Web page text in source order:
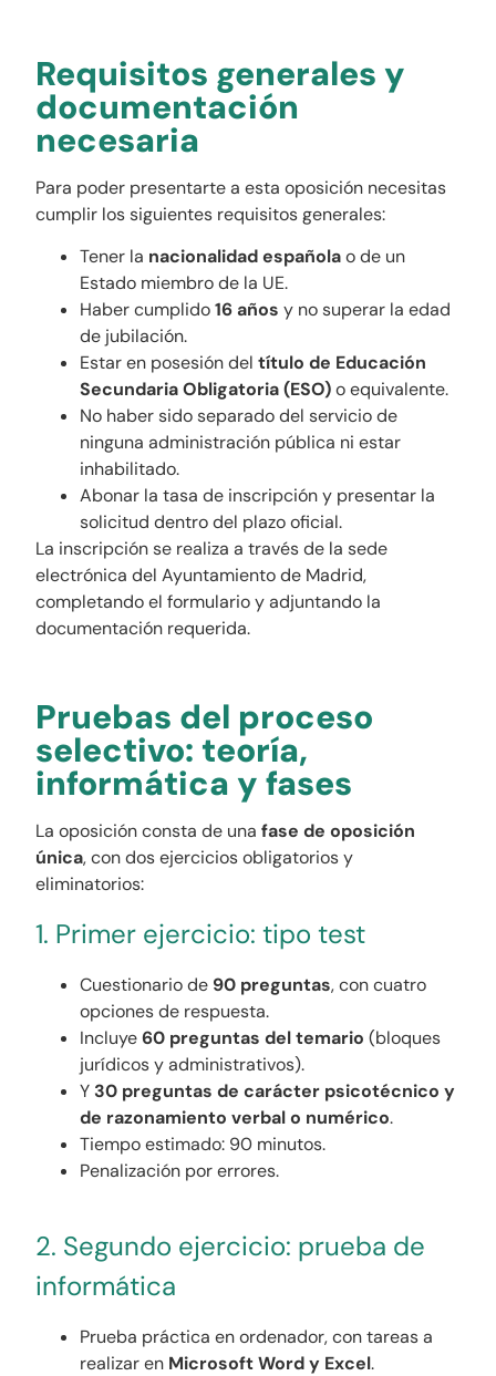
Requisitos generales y
documentación
necesaria
Para poder presentarte a esta oposición necesitas
cumplir los siguientes requisitos generales:
Tener la nacionalidad españolao de un
Estado miembro de la UE.
Haber cumplido16 años y no superar la edad
de jubilación.
Estar en posesión deltítulo de Educación
Secundaria Obligatoria (ESO)o equivalente.
No haber sido separado del servicio de
ninguna administración pública ni estar
inhabilitado.
Abonar la tasa de inscripción y presentar la
solicitud dentro del plazo oficial.
La inscripción se realiza a través de la sede
electrónica del Ayuntamiento de Madrid,
completando el formulario y adjuntando la
documentación requerida.
Pruebas del proceso
selectivo: teoría,
informática y fases
La oposición consta de unafase de oposición
única, con dos ejercicios obligatorios y
eliminatorios:
1. Primer ejercicio: tipo test
Cuestionario de 90 preguntas, con cuatro
opciones de respuesta.
Incluye60 preguntas del temario (bloques
jurídicos y administrativos).
Y 30 preguntas de carácter psicotécnico y
de razonamiento verbal o numérico.
Tiempo estimado: 90 minutos.
Penalización por errores.
2. Segundo ejercicio: prueba de
informática
Prueba práctica en ordenador, con tareas a
realizar en Microsoft Word y Excel.